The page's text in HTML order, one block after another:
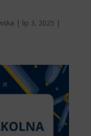
| lip 3, 2025 |